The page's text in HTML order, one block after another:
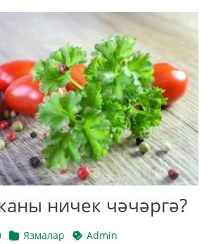
ничек чәчәргә?
Язмалар Admin